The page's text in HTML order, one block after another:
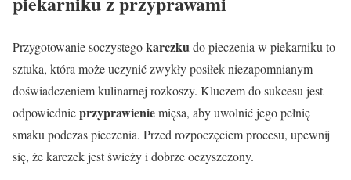
Przygotowanie soczystegokarczkudo pieczenia w piekarniku to
sztuka, która może uczynić zwykły posiłek niezapomnianym
doświadczeniem kulinarnej rozkoszy. Kluczem do sukcesu jest
odpowiednieprzyprawieniemięsa, aby uwolnić jego pełnię
smaku podczas pieczenia. Przed rozpoczęciem procesu, upewnij
się, że karczek jest świeży i dobrze oczyszczony.